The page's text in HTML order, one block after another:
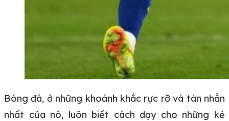
Bóng đá, ở những khoảnh khắc rực rỡ và tàn nhẫn
nhất của nó, luôn biết cách dạy cho những kẻ